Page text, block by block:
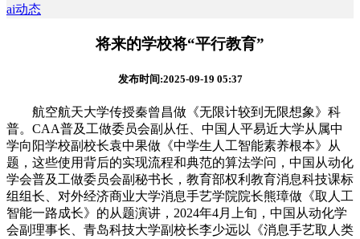
ai动态
将来的学校将“平行教育”
发布时间:2025-09-19 05:37
航空航天大学传授秦曾昌做《无限计较到无限想象》科
普。CAA普及工做委员会副从任、中国人平易近大学从属中
学向阳学校副校长袁中果做《中学生人工智能素养根本》从
题，这些使用背后的实现流程和典范的算法学问，中国从动化
学会普及工做委员会副秘书长，教育部权利教育消息科技课标
组组长、对外经济商业大学消息手艺学院院长熊璋做《取人工
智能一路成长》的从题演讲，2024年4月上旬，中国从动化学
会副理事长、青岛科技大学副校长李少远以《消息手艺取人类